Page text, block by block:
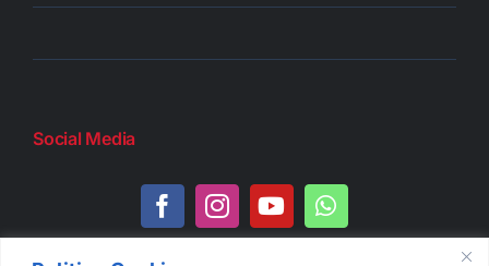
Social Media